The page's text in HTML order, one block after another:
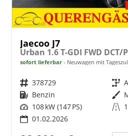
Jaecoo J7
sofort lieferbar Neuwagen mit
Fahrzeugnr. 378729 Getriebe
Kraftstoff Benzin Außenfarbe
Leistung 108 kW (147 PS) Kilometerstand
01.02.2026